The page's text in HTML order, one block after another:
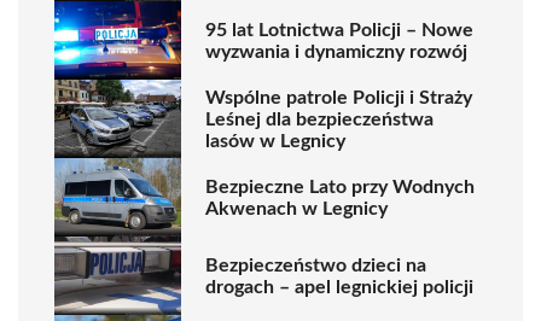
95 lat Lotnictwa Policji – Nowe
wyzwania i dynamiczny rozwój
Wspólne patrole Policji i Straży
Leśnej dla bezpieczeństwa
lasów w Legnicy
Bezpieczne Lato przy Wodnych
Akwenach w Legnicy
Bezpieczeństwo dzieci na
drogach – apel legnickiej policji